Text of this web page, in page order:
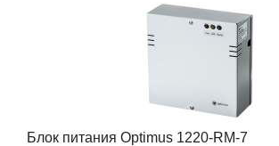
Блок питания Optimus 1220-RM-7